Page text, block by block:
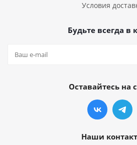
Условия
Будьте всегда в
Оставайтесь на
Наши